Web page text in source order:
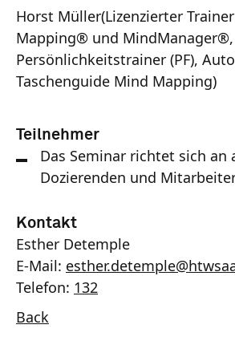
Horst Müller(Lizenzierter
Mapping® und MindManager®,
Persönlichkeitstrainer (PF),
Taschenguide Mind Mapping)
Teilnehmer
Das Seminar richtet sich an
Dozierenden und
Kontakt
Esther Detemple
E-Mail: esther.detemple@
Telefon: 132
Back